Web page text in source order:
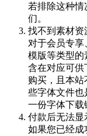
若排除这种
们。
找不到素材资
对于会员专
模版等类型的
含在对应可供
购买，且本
些字体文件也
一份字体下载
付款后无法显
如果您已经成